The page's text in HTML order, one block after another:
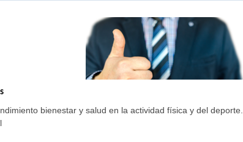
bienestar y salud en la actividad física y del deporte.